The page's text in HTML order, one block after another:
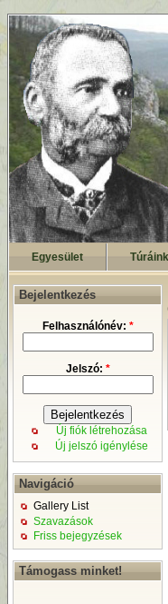
Egyesület Túráink
Bejelentkezés
Felhasználónév: *
Jelszó: *
Új fiók létrehozása
Új jelszó igénylése
Navigáció
Gallery List
Szavazások
Friss bejegyzések
Támogass minket!